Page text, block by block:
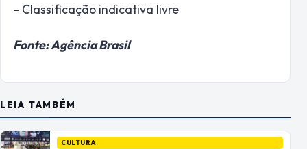
– Classificação indicativa livre
Fonte: Agência Brasil
LEIA TAMBÉM
CULTURA